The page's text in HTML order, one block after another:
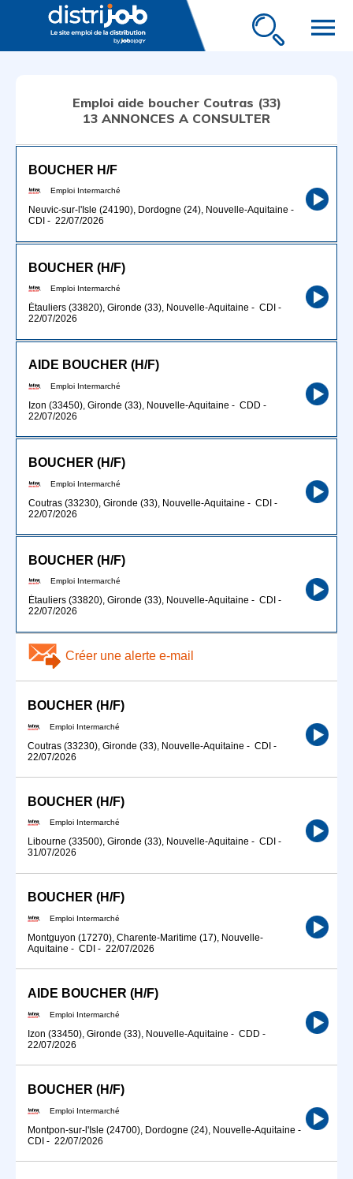
menu
Emploi aide boucher Coutras (33)
13 ANNONCES A CONSULTER
BOUCHER H/F
Emploi Intermarché
Neuvic-sur-l'Isle (24190), Dordogne (24), Nouvelle-Aquitaine -
CDI - 22/07/2026
BOUCHER (H/F)
Emploi Intermarché
Étauliers (33820), Gironde (33), Nouvelle-Aquitaine - CDI -
22/07/2026
AIDE BOUCHER (H/F)
Emploi Intermarché
Izon (33450), Gironde (33), Nouvelle-Aquitaine - CDD -
22/07/2026
BOUCHER (H/F)
Emploi Intermarché
Coutras (33230), Gironde (33), Nouvelle-Aquitaine - CDI -
22/07/2026
BOUCHER (H/F)
Emploi Intermarché
Étauliers (33820), Gironde (33), Nouvelle-Aquitaine - CDI -
22/07/2026
Créer une alerte e-mail
BOUCHER (H/F)
Emploi Intermarché
Coutras (33230), Gironde (33), Nouvelle-Aquitaine - CDI -
22/07/2026
BOUCHER (H/F)
Emploi Intermarché
Libourne (33500), Gironde (33), Nouvelle-Aquitaine - CDI -
31/07/2026
BOUCHER (H/F)
Emploi Intermarché
Montguyon (17270), Charente-Maritime (17), Nouvelle-
Aquitaine - CDI - 22/07/2026
AIDE BOUCHER (H/F)
Emploi Intermarché
Izon (33450), Gironde (33), Nouvelle-Aquitaine - CDD -
22/07/2026
BOUCHER (H/F)
Emploi Intermarché
Montpon-sur-l'Isle (24700), Dordogne (24), Nouvelle-Aquitaine -
CDI - 22/07/2026